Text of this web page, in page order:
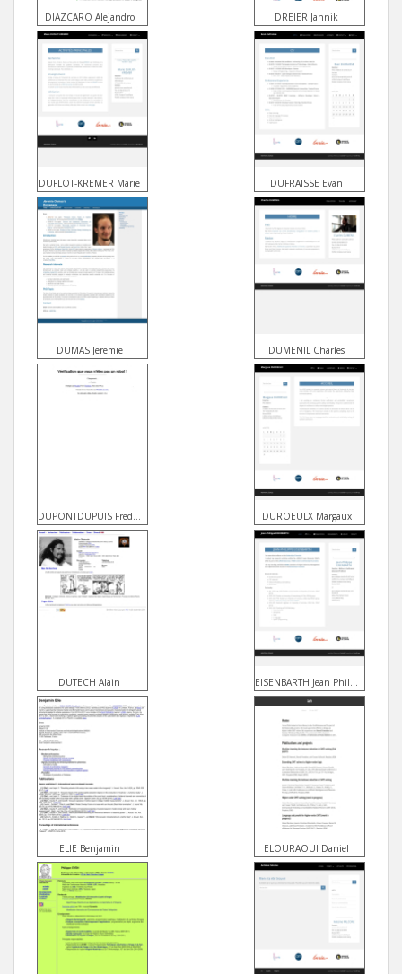
DIAZCARO Alejandro DREIER Jannik
DUFLOT-KREMER Marie DUFRAISSE Evan
DUMAS Jeremie DUMENIL Charles
DUROEULX Margaux
DUTECH Alain EISENBARTH Jean Philippe
ELIE Benjamin ELOURAOUI Daniel